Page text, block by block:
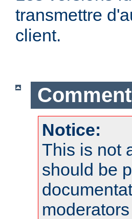
transmettre
client.
Notice:
This is not
should be